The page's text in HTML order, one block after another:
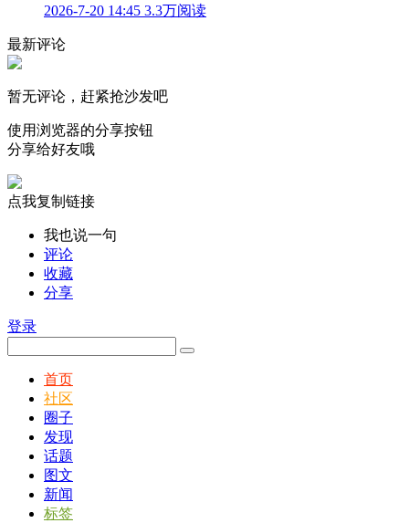
2026-7-20 14:45 3.3万阅读
最新评论
暂无评论，赶紧抢沙发吧
使用浏览器的分享按钮
分享给好友哦
点我复制链接
我也说一句
评论
收藏
分享
登录
首页
社区
圈子
发现
话题
图文
新闻
标签